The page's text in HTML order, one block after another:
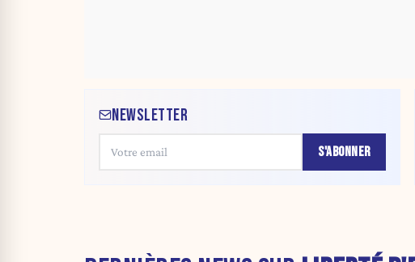
NEWSLETTER
S'ABONNER